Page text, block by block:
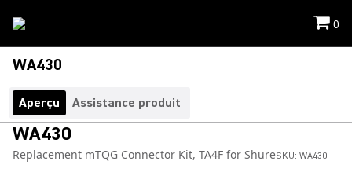
0
WA430
Aperçu Assistance produit
WA430
Replacement mTQG Connector Kit, TA4F for ShureSKU: WA430